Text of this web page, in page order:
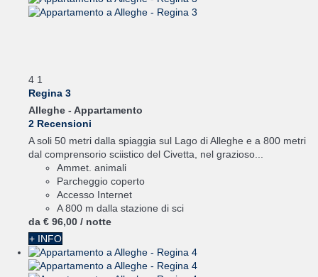
4 1
Regina 3
Alleghe - Appartamento
2 Recensioni
A soli 50 metri dalla spiaggia sul Lago di Alleghe e a 800 metri
dal comprensorio sciistico del Civetta, nel grazioso...
Ammet. animali
Parcheggio coperto
Accesso Internet
A 800 m dalla stazione di sci
da € 96,00 / notte
+ INFO